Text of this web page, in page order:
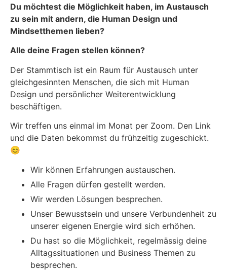
Du möchtest die Möglichkeit haben, im Austausch
zu sein mit andern, die Human Design und
Mindsetthemen lieben?
Alle deine Fragen stellen können?
Der Stammtisch ist ein Raum für Austausch unter
gleichgesinnten Menschen, die sich mit Human
Design und persönlicher Weiterentwicklung
beschäftigen.
Wir treffen uns einmal im Monat per Zoom. Den Link
und die Daten bekommst du frühzeitig zugeschickt.
😊
Wir können Erfahrungen austauschen.
Alle Fragen dürfen gestellt werden.
Wir werden Lösungen besprechen.
Unser Bewusstsein und unsere Verbundenheit zu
unserer eigenen Energie wird sich erhöhen.
Du hast so die Möglichkeit, regelmässig deine
Alltagssituationen und Business Themen zu
besprechen.